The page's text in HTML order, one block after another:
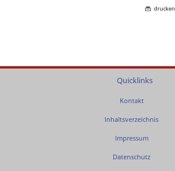
drucken
Quicklinks
Kontakt
Inhaltsverzeichnis
Impressum
Datenschutz